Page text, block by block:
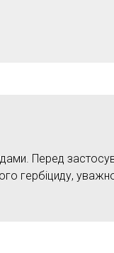
Перед
гербіциду,